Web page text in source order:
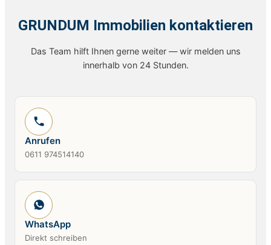
GRUNDUM Immobilien kontaktieren
Das Team hilft Ihnen gerne weiter — wir melden uns
innerhalb von 24 Stunden.
Anrufen
0611 974514140
WhatsApp
Direkt schreiben